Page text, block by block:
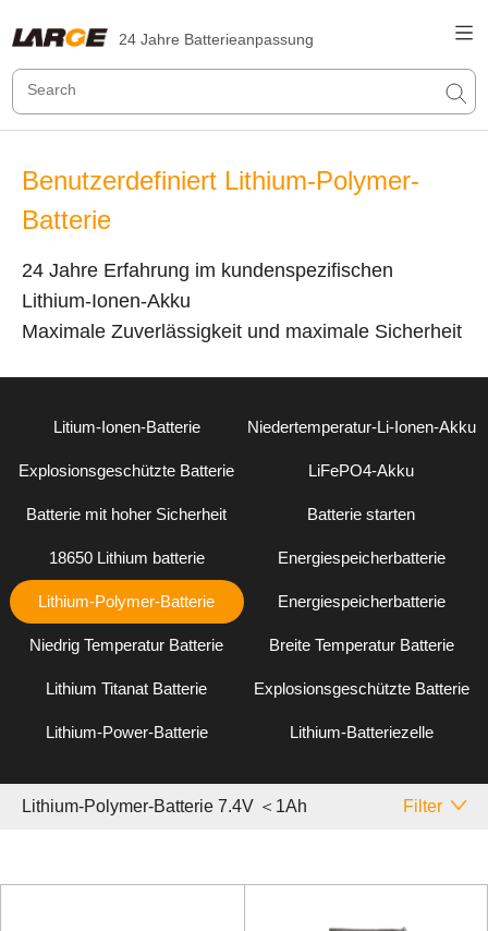
24 Jahre Batterieanpassung
Benutzerdefiniert Lithium-Polymer-
Batterie
24 Jahre Erfahrung im kundenspezifischen
Lithium-Ionen-Akku
Maximale Zuverlässigkeit und maximale Sicherheit
Litium-Ionen-Batterie Niedertemperatur-Li-Ionen-Akku
Explosionsgeschützte Batterie LiFePO4-Akku
Batterie mit hoher Sicherheit Batterie starten
18650 Lithium batterie Energiespeicherbatterie
Lithium-Polymer-Batterie Energiespeicherbatterie
Niedrig Temperatur Batterie Breite Temperatur Batterie
Lithium Titanat Batterie Explosionsgeschützte Batterie
Lithium-Power-Batterie Lithium-Batteriezelle
Lithium-Polymer-Batterie 7.4V ＜1Ah Filter